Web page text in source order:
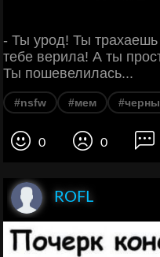
- Ты урод! Ты
тебе верила! А ты
Ты пошевелилась...
#nsfw #мем
0 0
ROFL